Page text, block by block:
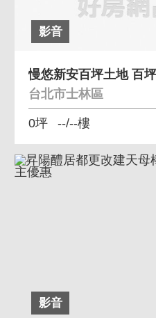
影音
台北市士林區
0坪 --/--樓
影音